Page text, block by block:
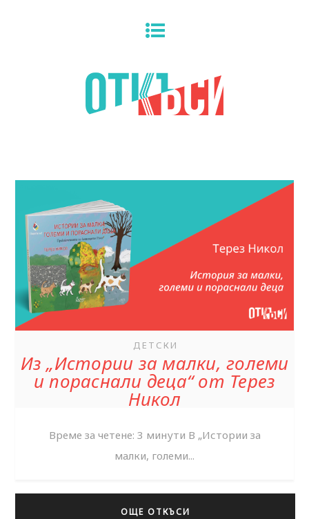
ДЕТСКИ
Из „Истории за малки, големи
и пораснали деца“ от Терез
Никол
Време за четене: 3 минути ‌В „Истории за
малки, големи...
ОЩЕ ОТКЪСИ